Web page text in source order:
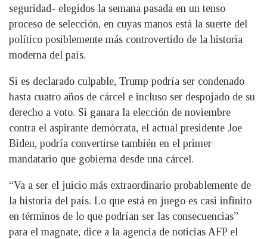
seguridad- elegidos la semana pasada en un tenso
proceso de selección, en cuyas manos está la suerte del
político posiblemente más controvertido de la historia
moderna del país.
Si es declarado culpable, Trump podría ser condenado
hasta cuatro años de cárcel e incluso ser despojado de su
derecho a voto. Si ganara la elección de noviembre
contra el aspirante demócrata, el actual presidente Joe
Biden, podría convertirse también en el primer
mandatario que gobierna desde una cárcel.
“Va a ser el juicio más extraordinario probablemente de
la historia del país. Lo que está en juego es casi infinito
en términos de lo que podrían ser las consecuencias”
para el magnate, dice a la agencia de noticias AFP el